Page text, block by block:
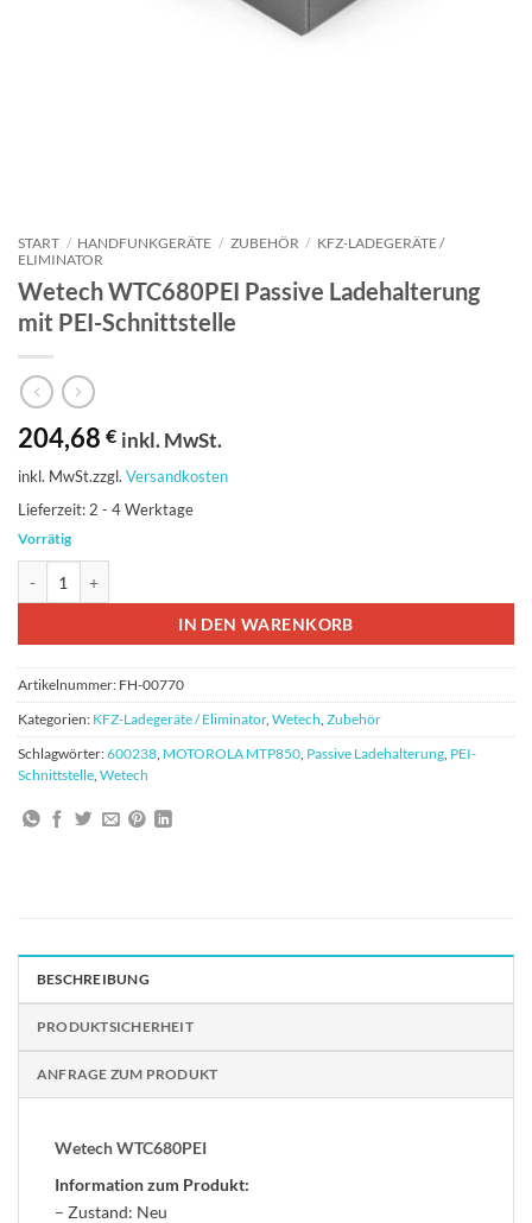
START / HANDFUNKGERÄTE / ZUBEHÖR / KFZ-LADEGERÄT​​E /
ELIMINATOR
Wetech WTC680PEI Passive Ladehalterung
mit PEI-Schnittstelle
204,68 € inkl. MwSt.
inkl. MwSt.zzgl. Versandkosten
Lieferzeit: 2 - 4 Werktage
Vorrätig
IN DEN WARENKORB
Artikelnummer: FH-00770
Kategorien: KFZ-Ladegerät​​e / Eliminator, Wetech Zubehör
Schlagwörter:600238 MOTOROLA MTP850 Passive Ladehalterung PEI-
Schnittstelle Wetech
BESCHREIBUNG
PRODUKTSICHERHEIT
ANFRAGE ZUM PRODUKT
Wetech WTC680PEI
Information zum Produkt:
– Zustand: Neu